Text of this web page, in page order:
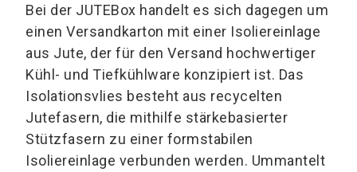
Bei der JUTEBox handelt es sich dagegen um
einen Versandkarton mit einer Isoliereinlage
aus Jute, der für den Versand hochwertiger
Kühl- und Tiefkühlware konzipiert ist. Das
Isolationsvlies besteht aus recycelten
Jutefasern, die mithilfe stärkebasierter
Stützfasern zu einer formstabilen
Isoliereinlage verbunden werden. Ummantelt